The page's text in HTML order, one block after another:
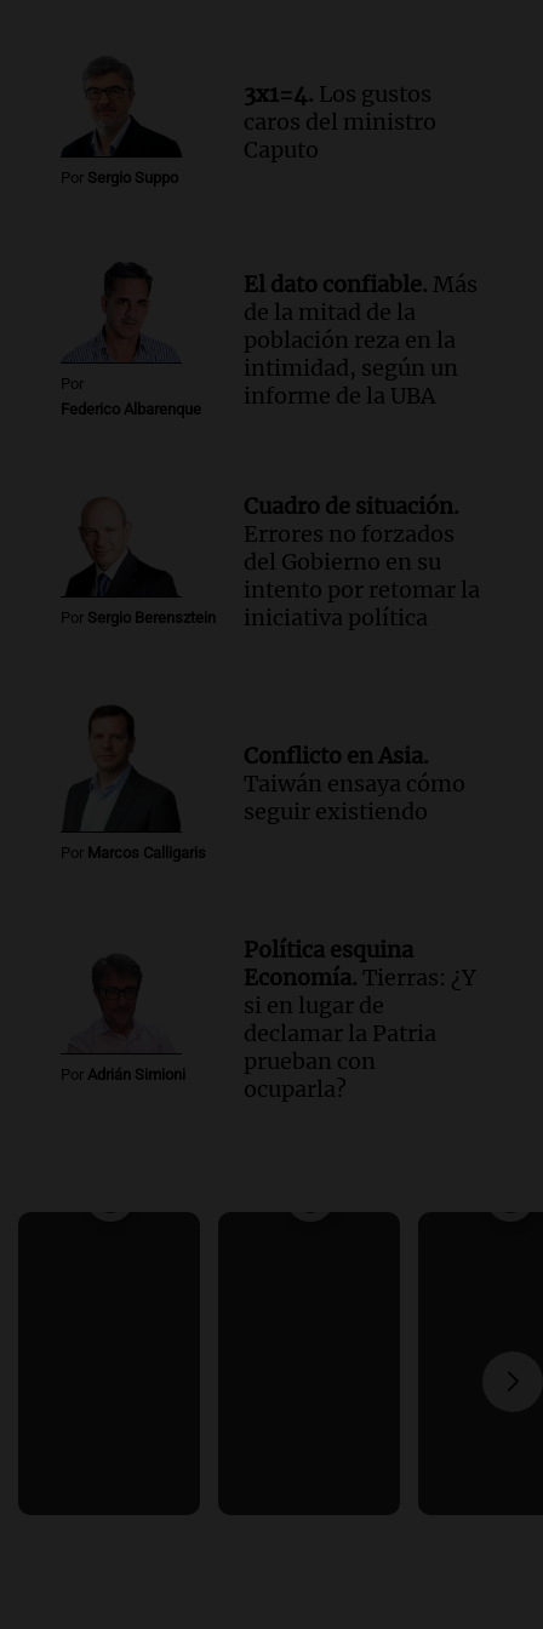
Panorama Federal
Episodios
Audio.Tormentas y filtraciones: "El
agua entra por donde menos
imaginamos"
Por Sergio Suppo
3x1=4. Los gustos
caros del ministro
Caputo
Por
Federico Albarenque
El dato confiable. Más
de la mitad de la
población reza en la
intimidad, según un
informe de la UBA
Por Sergio Berensztein
Cuadro de situación.
Errores no forzados
del Gobierno en su
intento por retomar la
iniciativa política
Por Marcos Calligaris
Conflicto en Asia.
Taiwán ensaya cómo
seguir existiendo
Por Adrián Simioni
Política esquina
Economía. Tierras: ¿Y
si en lugar de
declamar la Patria
prueban con
ocuparla?